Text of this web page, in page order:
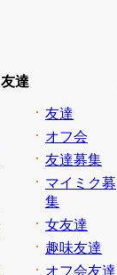
友達
友達
オフ会
友達募集
マイミク募
集
女友達
趣味友達
オフ会友達